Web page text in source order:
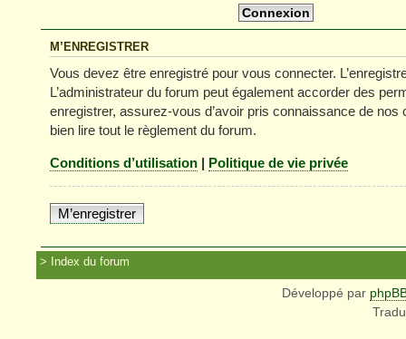
M’ENREGISTRER
Vous devez être enregistré pour vous connecter.
L’administrateur du forum peut également accorder des
enregistrer, assurez-vous d’avoir pris connaissance de
bien lire tout le règlement du forum.
Conditions d’utilisation | Politique de vie privée
M’enregistrer
Index du forum
Développé par